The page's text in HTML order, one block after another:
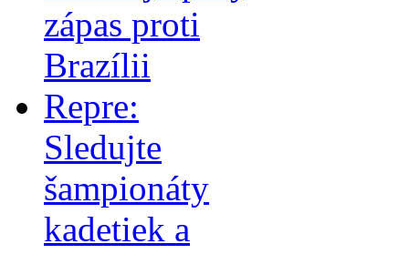
zápas proti
Brazílii
Repre:
Sledujte
šampionáty
kadetiek a